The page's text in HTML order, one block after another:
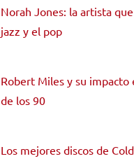
Norah Jones: la artista
jazz y el pop
Robert Miles y su impacto
de los 90
Los mejores discos de